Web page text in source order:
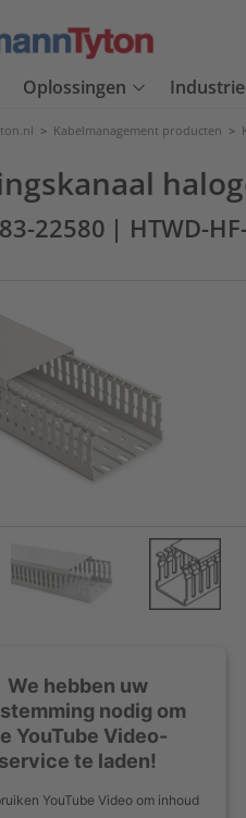
Oplossingen
> Kabelmanagement producten >
22580 | HTWD-
We hebben uw
nodig om
YouTube Video-
service te laden!
YouTube Video om inhoud